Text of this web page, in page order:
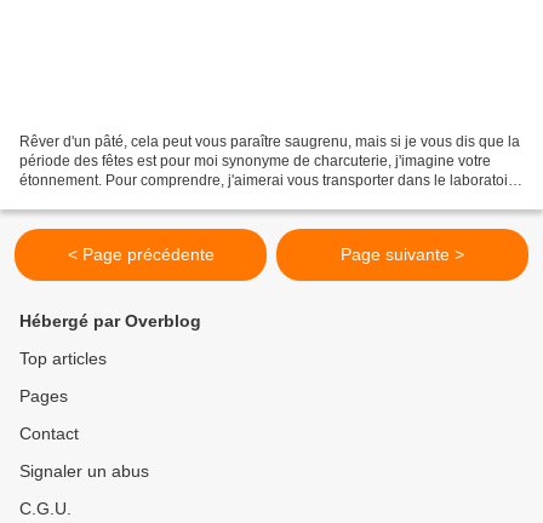
Rêver d'un pâté, cela peut vous paraître saugrenu, mais si je vous dis que la
période des fêtes est pour moi synonyme de charcuterie, j'imagine votre
étonnement. Pour comprendre, j'aimerai vous transporter dans le laboratoire
< Page précédente Page suivante >
Hébergé par Overblog
Top articles
Pages
Contact
Signaler un abus
C.G.U.